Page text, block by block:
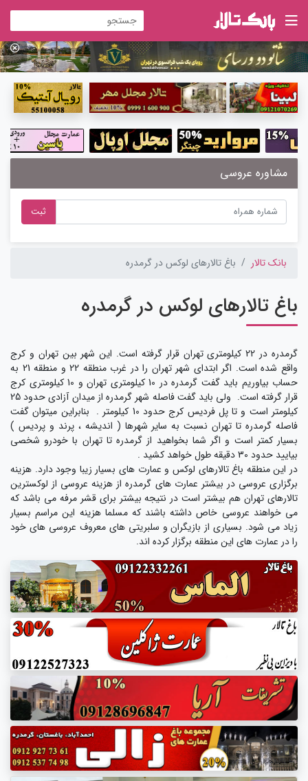
مشاوره عروسی
ثبت
بانک تالار باغ تالارهای لوکس در گرمدره
باغ تالارهای لوکس در گرمدره
گرمدره در 22 کیلومتری تهران قرار گرفته است. این شهر بین تهران و کرج
واقع شده است. اگر ابتدای شهر تهران را در غرب منطقه 22 و منطقه 21 به
حساب بیاوریم باید گفت گرمدره در 10 کیلومتری تهران و 10 کیلومتری کرج
قرار گرفته است. ولی باید گفت فاصله شهر گرمدره از میدان آزادی حدود 25
کیلومتر است و تا پل فردیس کرج حدود 10 کیلومتر . بنابراین میتوان گفت
فاصله گرمدره تا تهران نسبت به سایر شهرها ( اندیشه ، پرند و پردیس )
بسیار کمتر است و اگر شما بخواهید از گرمدره تا تهران با خودرو شخصی
بیایید حدود 30 دقیقه طول خواهد کشید .
در این منطقه باغ تالارهای لوکس و عمارت های بسیار زیبا وجود دارد. هزینه
برگزاری عروسی در بیشتر عمارت های گرمدره از هزینه عروسی از لوکسترین
تالارهای تهران هم بیشتر است در نتیجه بیشتر برای قشر مرفه می باشد که
می خواهند عروسی خاص داشته باشند که مسلما هزینه این مراسم بسیار
زیاد می شود. بسیاری از بازیگران و سلبریتی های معروف عروسی های خود
را در عمارت های این منطقه برگزار کرده اند.